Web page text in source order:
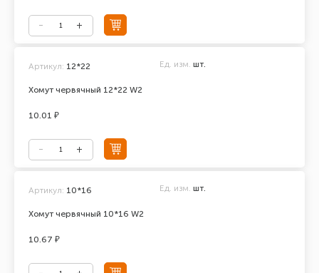
Хомут червячный 12*22 W2
Артикул: 12*22 Ед. изм. шт.
10.01 ₽
Хомут червячный 10*16 W2
Артикул: 10*16 Ед. изм. шт.
10.67 ₽